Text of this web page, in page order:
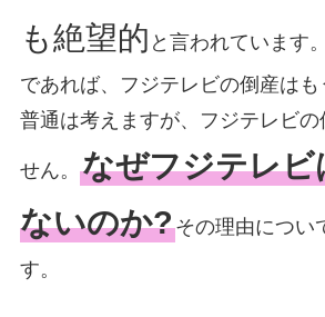
も絶望的 と言われています
であれば、フジテレビの倒産はも
普通は考えますが、フジテレビの
せん。 なぜフジテレビ
ないのか?その理由につい
す。